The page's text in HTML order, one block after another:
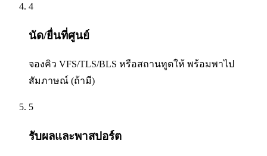
4
นัด/ยื่นที่ศูนย์
จองคิว VFS/TLS/BLS หรือสถานทูตให้ พร้อมพาไป
สัมภาษณ์ (ถ้ามี)
5
รับผลและพาสปอร์ต